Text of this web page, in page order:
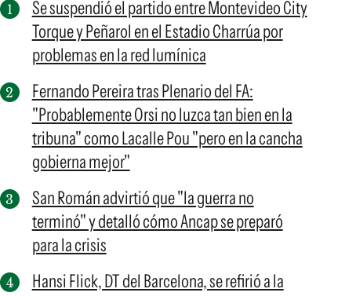
Se suspendió el partido entre Montevideo City
Torque y Peñarol en el Estadio Charrúa por
problemas en la red lumínica
Fernando Pereira tras Plenario del FA:
"Probablemente Orsi no luzca tan bien en la
tribuna" como Lacalle Pou "pero en la cancha
gobierna mejor"
San Román advirtió que "la guerra no
terminó" y detalló cómo Ancap se preparó
para la crisis
Hansi Flick, DT del Barcelona, se refirió a la